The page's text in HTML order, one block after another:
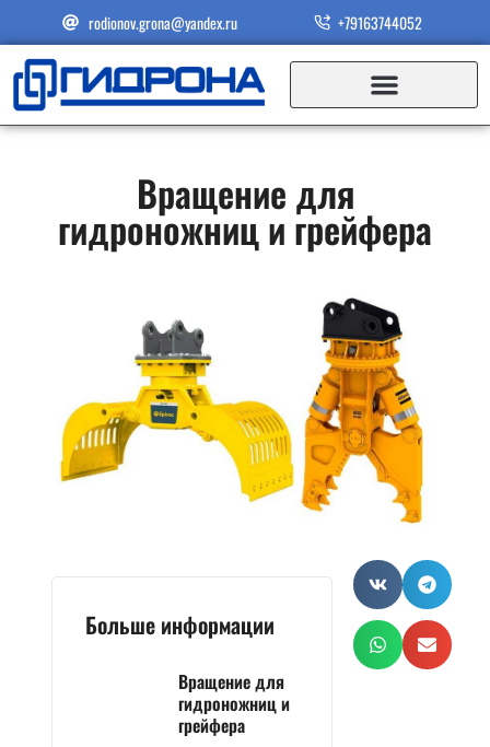
rodionov.grona@yandex.ru +79163744052
Вращение для
гидроножниц и грейфера
Больше информации
Вращение для
гидроножниц и
грейфера